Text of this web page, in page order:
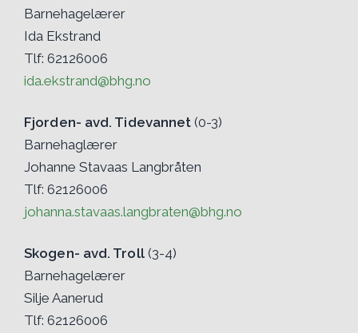
Barnehagelærer
Ida Ekstrand
Tlf: 62126006
ida.ekstrand@bhg.no
Fjorden- avd. Tidevannet (0-3)
Barnehaglærer
Johanne Stavaas Langbråten
Tlf: 62126006
johanna.stavaas.langbraten@bhg.no
Skogen- avd. Troll(3-4)
Barnehagelærer
Silje Aanerud
Tlf: 62126006